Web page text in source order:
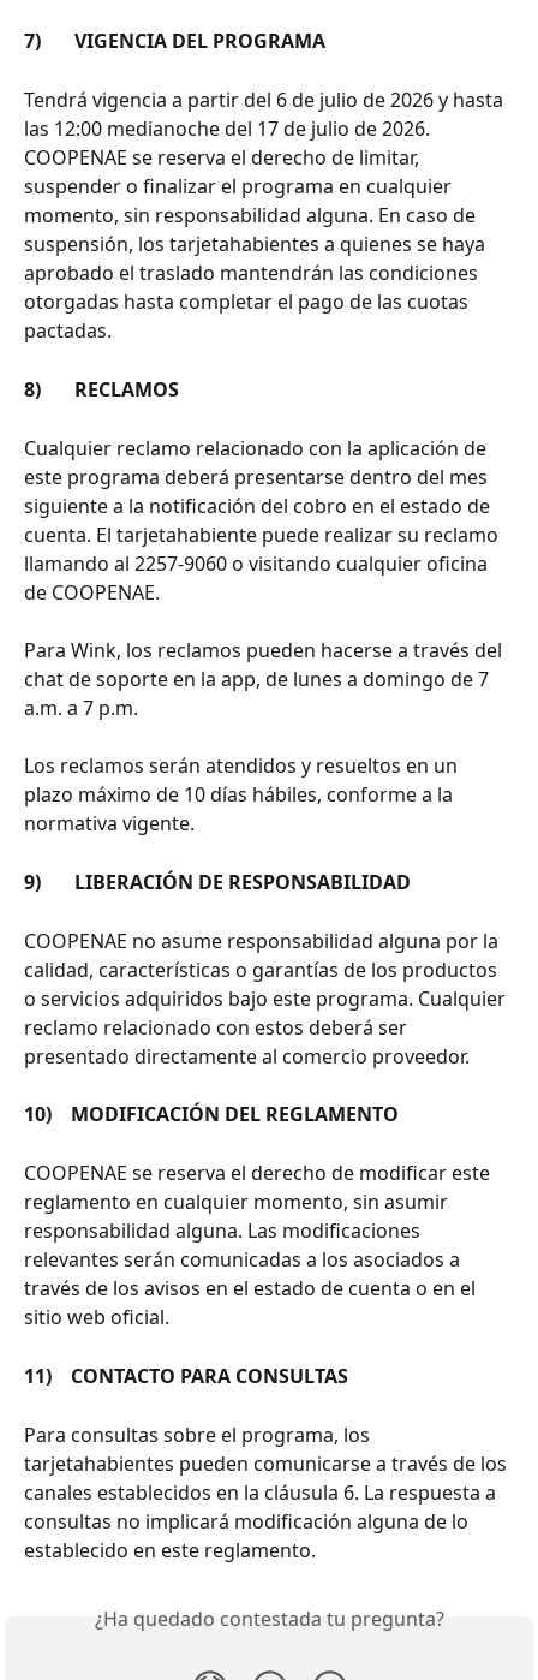
7)       VIGENCIA DEL PROGRAMA
Tendrá vigencia a partir del 6 de julio de 2026 y hasta
las 12:00 medianoche del 17 de julio de 2026.
COOPENAE se reserva el derecho de limitar,
suspender o finalizar el programa en cualquier
momento, sin responsabilidad alguna. En caso de
suspensión, los tarjetahabientes a quienes se haya
aprobado el traslado mantendrán las condiciones
otorgadas hasta completar el pago de las cuotas
pactadas.
8)       RECLAMOS
Cualquier reclamo relacionado con la aplicación de
este programa deberá presentarse dentro del mes
siguiente a la notificación del cobro en el estado de
cuenta. El tarjetahabiente puede realizar su reclamo
llamando al 2257-9060 o visitando cualquier oficina
de COOPENAE.
Para Wink, los reclamos pueden hacerse a través del
chat de soporte en la app, de lunes a domingo de 7
a.m. a 7 p.m.
Los reclamos serán atendidos y resueltos en un
plazo máximo de 10 días hábiles, conforme a la
normativa vigente.
9)       LIBERACIÓN DE RESPONSABILIDAD
COOPENAE no asume responsabilidad alguna por la
calidad, características o garantías de los productos
o servicios adquiridos bajo este programa. Cualquier
reclamo relacionado con estos deberá ser
presentado directamente al comercio proveedor.
10)    MODIFICACIÓN DEL REGLAMENTO
COOPENAE se reserva el derecho de modificar este
reglamento en cualquier momento, sin asumir
responsabilidad alguna. Las modificaciones
relevantes serán comunicadas a los asociados a
través de los avisos en el estado de cuenta o en el
sitio web oficial.
11)    CONTACTO PARA CONSULTAS
Para consultas sobre el programa, los
tarjetahabientes pueden comunicarse a través de los
canales establecidos en la cláusula 6. La respuesta a
consultas no implicará modificación alguna de lo
establecido en este reglamento.
¿Ha quedado contestada tu pregunta?